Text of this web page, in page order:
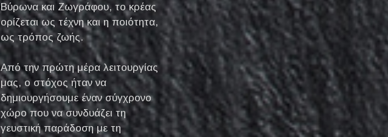
Βύρωνα και Ζωγράφου, το κρέας
ορίζεται ως τέχνη και η ποιότητα,
ως τρόπος ζωής.
Από την πρώτη μέρα λειτουργίας
μας, ο στόχος ήταν να
δημιουργήσουμε έναν σύγχρονο
χώρο που να συνδυάζει τη
γευστική παράδοση με τη